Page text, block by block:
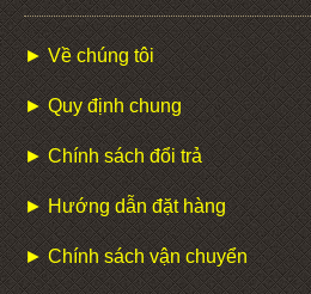
► Về chúng tôi
► Quy định chung
► Chính sách đổi trả
► Hướng dẫn đặt hàng
► Chính sách vận chuyển